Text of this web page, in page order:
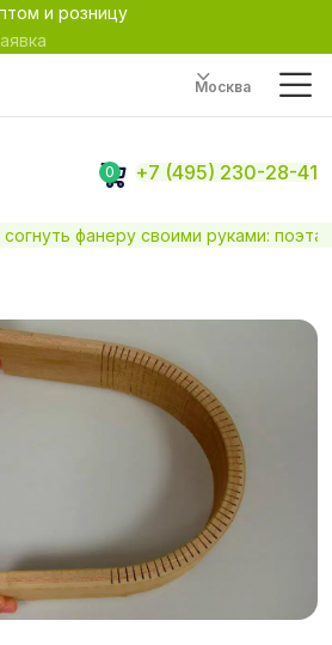
и розницу
Москва
0 +7 (495) 230-28-41
согнуть фанеру своими руками: